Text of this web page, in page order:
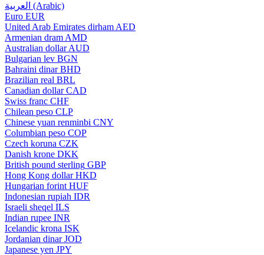
العربية (Arabic)
Euro EUR
United Arab Emirates dirham AED
Armenian dram AMD
Australian dollar AUD
Bulgarian lev BGN
Bahraini dinar BHD
Brazilian real BRL
Canadian dollar CAD
Swiss franc CHF
Chilean peso CLP
Chinese yuan renminbi CNY
Columbian peso COP
Czech koruna CZK
Danish krone DKK
British pound sterling GBP
Hong Kong dollar HKD
Hungarian forint HUF
Indonesian rupiah IDR
Israeli sheqel ILS
Indian rupee INR
Icelandic krona ISK
Jordanian dinar JOD
Japanese yen JPY